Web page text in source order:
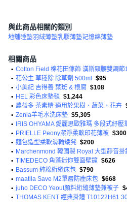
與此商品相關的類別
地舖睡墊羽絨薄墊乳膠薄墊記憶綿薄墊
相關商品
•
• 花公主 草穩除 除草劑 500ml
$95
• 小美紀 吉得善 葉斑 & 根腐 $108
• HEL 彩色床墊毯 $1,244
• 農益多 茶素精 適用於果樹、蔬菜、花卉
• Zenia羊毛水洗床墊 $5,305
•
IRIS OHYAMA 愛麗思歐雅瑪 多段式紓
• PRIELLE Peony潔淨柔軟印花薄被 $300
• 麵包造型柔軟滑輪矮凳 $200
• Marchenmond 韓國製 Royal 大型靜音掛
• TIMEDECO 角落迷你雙面壁鐘 $626
• Bassum 純棉絎縫床包 $790
• maatila Save M2單層防塵床包 $668
• juho DECO Yeoul顏料絎縫薄墊兼被子
• THOMAS KENT 經典掛鐘 T10122H61